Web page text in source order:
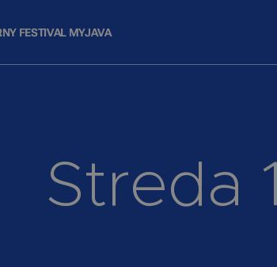
FESTIVAL MYJAVA
Streda